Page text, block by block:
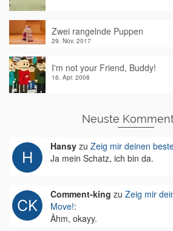
Zwei rangelnde Puppen
29. Nov. 2017
I'm not your Friend, Buddy!
16. Apr. 2008
Neuste
Hansy zu Zeig mir deinen
Ja mein Schatz, ich bin da.
Comment-king zu Zeig mir
Move!:
Ähm, okayy.